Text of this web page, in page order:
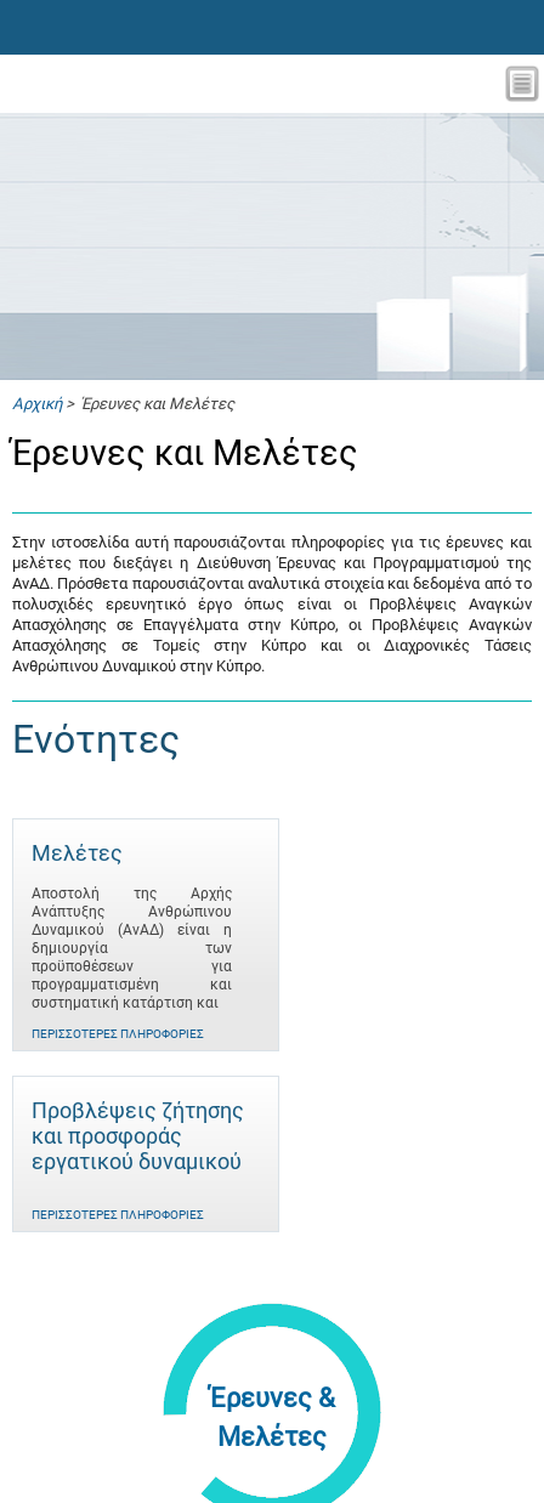
Αρχική> Έρευνες και Μελέτες
Έρευνες και Μελέτες
Στην ιστοσελίδα αυτή παρουσιάζονται πληροφορίες για τις έρευνες και
μελέτες που διεξάγει η Διεύθυνση Έρευνας και Προγραμματισμού της
ΑνΑΔ. Πρόσθετα παρουσιάζονται αναλυτικά στοιχεία και δεδομένα από το
πολυσχιδές ερευνητικό έργο όπως είναι οι Προβλέψεις Αναγκών
Απασχόλησης σε Επαγγέλματα στην Κύπρο, οι Προβλέψεις Αναγκών
Απασχόλησης σε Τομείς στην Κύπρο και οι Διαχρονικές Τάσεις
Ανθρώπινου Δυναμικού στην Κύπρο.
Ενότητες
Μελέτες
Αποστολή της Αρχής
Ανάπτυξης Ανθρώπινου
Δυναμικού (ΑνΑΔ) είναι η
δημιουργία των
προϋποθέσεων για
προγραμματισμένη και
συστηματική κατάρτιση και
ΠΕΡΙΣΣΌΤΕΡΕΣ ΠΛΗΡΟΦΟΡΊΕΣ
Προβλέψεις ζήτησης
και προσφοράς
εργατικού δυναμικού
ΠΕΡΙΣΣΌΤΕΡΕΣ ΠΛΗΡΟΦΟΡΊΕΣ
Έρευνες &
Μελέτες